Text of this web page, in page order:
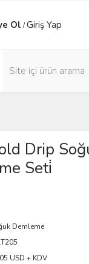
Ol /Giriş Yap
Drip
Seti̇
Demleme
USD + KDV